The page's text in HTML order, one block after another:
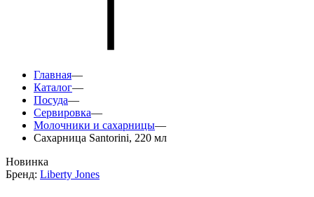
Главная—
Каталог—
Посуда—
Сервировка—
Молочники и сахарницы—
Сахарница Santorini, 220 мл
Новинка
Бренд: Liberty Jones